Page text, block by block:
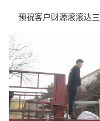
预祝客户财源滚滚达三